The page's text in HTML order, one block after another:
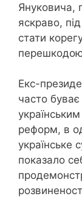
Януковича,
яскраво,
стати
Екс-
часто
реформ, в
українське
показало